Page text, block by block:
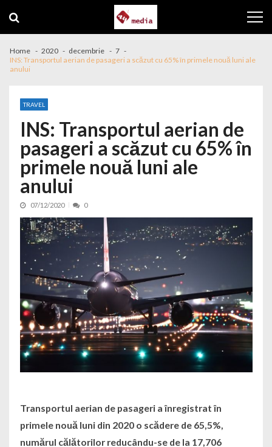
Home 2020 decembrie
7
INS: Transportul aerian de pasageri a scăzut cu 65% în primele nouă luni ale
anului
TRAVEL
INS: Transportul aerian de
pasageri a scăzut cu 65% în
primele nouă luni ale
anului
07/12/2020 0
Transportul aerian de pasageri a înregistrat în
primele nouă luni din 2020 o scădere de 65,5%,
numărul călătorilor reducându-se de la 17,706